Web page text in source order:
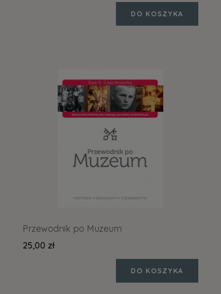
DO KOSZYKA
Przewodnik po Muzeum
25,00 zł
DO KOSZYKA